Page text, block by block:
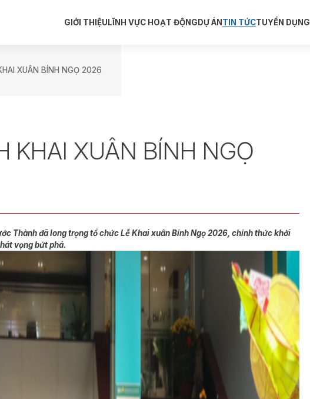
GIỚI THIỆU LĨNH VỰC HOẠT ĐỘNG DỰ ÁN TIN TỨCTUYỂN DỤNG
XUÂN BÍNH NGỌ 2026
KHAI XUÂN BÍNH NGỌ
Thành đã long trọng tổ chức Lễ Khai xuân Bính Ngọ 2026, chính thức khởi
vọng bứt phá.